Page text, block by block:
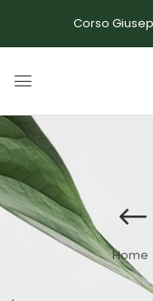
Corso
Home